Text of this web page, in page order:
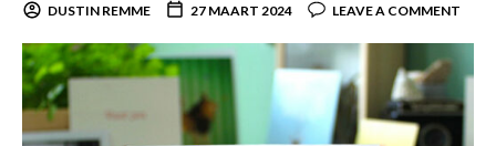
DUSTIN REMME 27 MAART 2024 LEAVE A COMMENT